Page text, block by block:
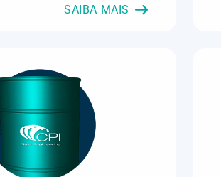
SAIBA MAIS